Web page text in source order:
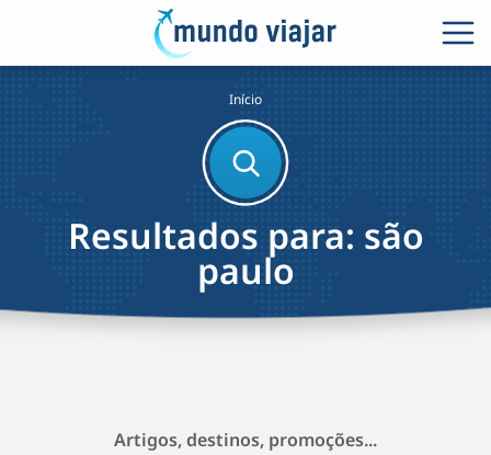
Início
Resultados para: são
paulo
Artigos, destinos, promoções...